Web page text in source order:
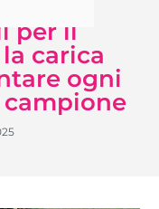
per il
carica
ogni